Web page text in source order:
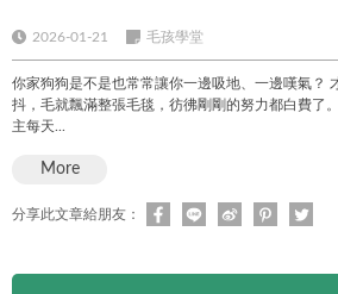
2026-01-21 毛孩學堂
你家狗狗是不是也常常讓你一邊吸地、一邊嘆氣？ 才剛清完沙發，牠又輕輕一
抖，毛就飄滿整張毛毯，彷彿剛剛的努力都白費了。 其實啊，狗狗掉毛是很多飼
主每天...
More
分享此文章給朋友：